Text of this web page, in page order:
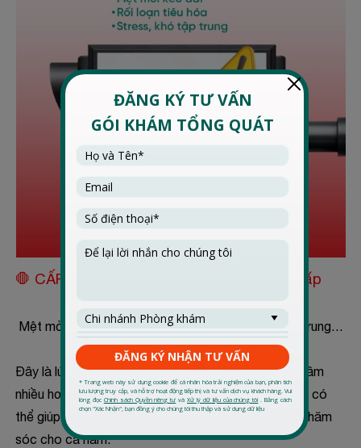
🛑 CẤP ĐỘ 3: Cơ thể xin nghỉ phép khẩn cấp
Mệt mỏi kéo dài, rối loạn tiêu hóa, stress, khó tập trung…
Đây là lúc cơ thể đang gửi tín hiệu cần được quan tâm
nhiều hơn. => Một buổi kiểm tra sức khỏe tổng quát có
thể giúp bạn hiểu rõ tình trạng hiện tại và chủ động chăm
sóc cho cả năm.